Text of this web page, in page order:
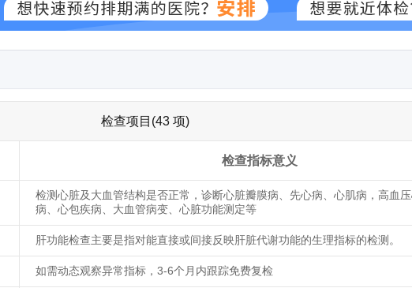
检查项目(43 项)
检查指标意义
检测心脏及大血管结构是否正常，诊断心脏瓣膜病、先心病、心肌病，高血
病、心包疾病、大血管病变、心脏功能测定等
肝功能检查主要是指对能直接或间接反映肝脏代谢功能的生理指标的检测。
如需动态观察异常指标，3-6个月内跟踪免费复检